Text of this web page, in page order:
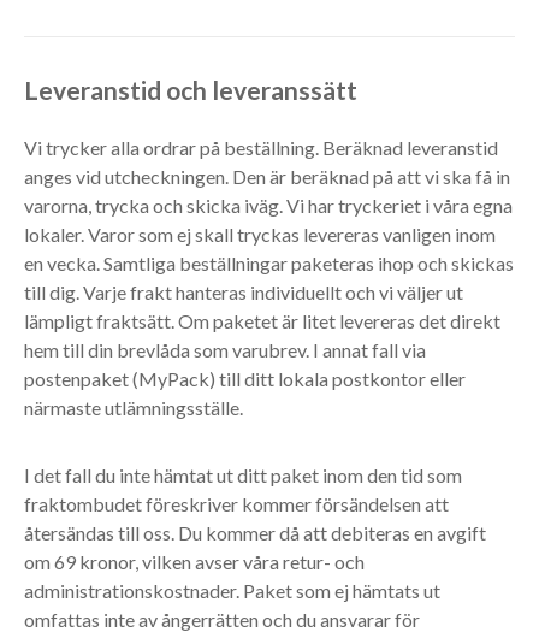
Leveranstid och leveranssätt
Vi trycker alla ordrar på beställning. Beräknad leveranstid
anges vid utcheckningen. Den är beräknad på att vi ska få in
varorna, trycka och skicka iväg. Vi har tryckeriet i våra egna
lokaler. Varor som ej skall tryckas levereras vanligen inom
en vecka. Samtliga beställningar paketeras ihop och skickas
till dig. Varje frakt hanteras individuellt och vi väljer ut
lämpligt fraktsätt. Om paketet är litet levereras det direkt
hem till din brevlåda som varubrev. I annat fall via
postenpaket (MyPack) till ditt lokala postkontor eller
närmaste utlämningsställe.
I det fall du inte hämtat ut ditt paket inom den tid som
fraktombudet föreskriver kommer försändelsen att
återsändas till oss. Du kommer då att debiteras en avgift
om 69 kronor, vilken avser våra retur- och
administrationskostnader. Paket som ej hämtats ut
omfattas inte av ångerrätten och du ansvarar för